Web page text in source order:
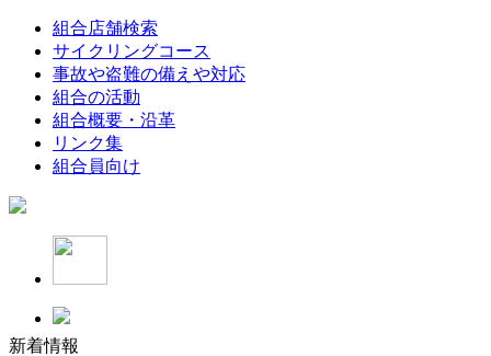
組合店舗検索
サイクリングコース
事故や盗難の備えや対応
組合の活動
組合概要・沿革
リンク集
組合員向け
新着情報